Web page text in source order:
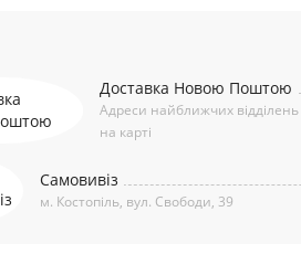
Доставка Новою Поштою
Адреси найближчих
на карті
Самовивіз
м. Костопіль, вул. Свободи, 39